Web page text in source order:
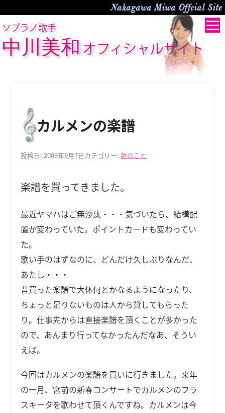
Nakagawa Miwa Offcial Site
ソプラノ歌手
中川美和 オフィシャルサイト
カルメンの楽譜
投稿日:2009年9月7日カテゴリー:歌のこと
楽譜を買ってきました。
最近ヤマハはご無沙汰・・・気づいたら、結構配
置が変わっていた。ポイントカードも変わってい
た。
歌い手のはずなのに、どんだけ久しぶりなんだ、
あたし・・・
昔買った楽譜で大体何とかなるようになったり、
ちょっと足りないものは人から貸してもらった
り。仕事先からは直接楽譜を頂くことが多かった
ので、あんまり行ってなかったんだなあ、そうい
えば。
今回はカルメンの楽譜を買いに行きました。来年
の一月、宮前の新春コンサートでカルメンのフラ
スキータを歌わせて頂くんですね。カルメンは今